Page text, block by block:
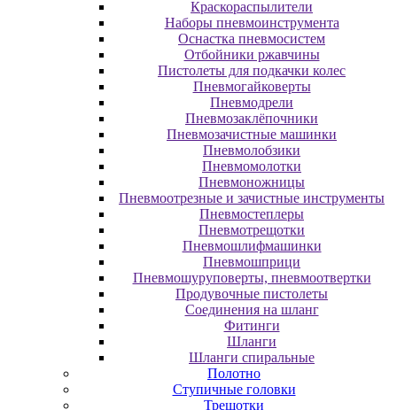
Краскораспылители
Наборы пневмоинструмента
Оснастка пневмосистем
Отбойники ржавчины
Пистолеты для подкачки колес
Пневмогайковерты
Пневмодрели
Пневмозаклёпочники
Пневмозачистные машинки
Пневмолобзики
Пневмомолотки
Пневмоножницы
Пневмоотрезные и зачистные инструменты
Пневмостеплеры
Пневмотрещотки
Пневмошлифмашинки
Пневмошприци
Пневмошуруповерты, пневмоотвертки
Продувочные пистолеты
Соединения на шланг
Фитинги
Шланги
Шланги спиральные
Полотно
Ступичные головки
Трещотки